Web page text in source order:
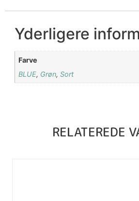
Yderligere
Farve
BLUE, Grøn,Sort
RELATEREDE